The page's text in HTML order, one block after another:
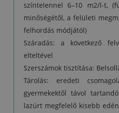
színtelennel 6–10 m2/l-t,
minőségétől, a felületi
felhordás módjától)
Száradás: a következő
elteltével
Szerszámok tisztítása:
Tárolás: eredeti
gyermekektől távol
lazúrt megfelelő kisebb